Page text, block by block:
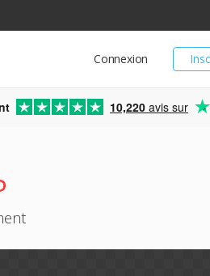
Connexion
10,220 avis sur